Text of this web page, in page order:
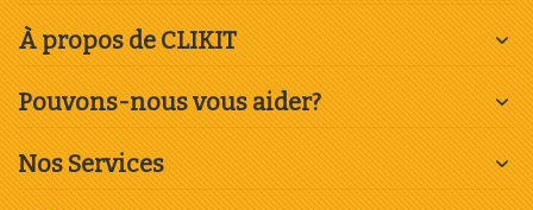
À propos de CLIKIT
Pouvons-nous vous aider?
Nos Services